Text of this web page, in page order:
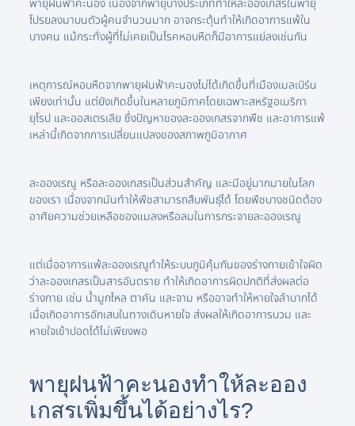
พายุฝนฟ้าคะนอง เนื่องจากพายุบางประเภททำให้ละอองเกสรในพายุ
โปรยลงมาบนตัวผู้คนจำนวนมาก อาจกระตุ้นทำให้เกิดอาการแพ้ใน
บางคน แม้กระทั่งผู้ที่ไม่เคยเป็นโรคหอบหืดก็มีอาการแย่ลงเช่นกัน
เหตุการณ์หอบหืดจากพายุฝนฟ้าคะนองไม่ได้เกิดขึ้นที่เมืองเมลเบิร์น
เพียงเท่านั้น แต่ยังเกิดขึ้นในหลายภูมิภาคโดยเฉพาะสหรัฐอเมริกา
ยุโรป และออสเตรเลีย ซึ่งปัญหาของละอองเกสรจากพืช และอาการแพ้
เหล่านี้เกิดจากการเปลี่ยนแปลงของสภาพภูมิอากาศ
ละอองเรณู หรือละอองเกสรเป็นส่วนสำคัญ และมีอยู่มากมายในโลก
ของเรา เนื่องจากมันทำให้พืชสามารถสืบพันธุ์ได้ โดยพืชบางชนิดต้อง
อาศัยความช่วยเหลือของแมลงหรือลมในการกระจายละอองเรณู
แต่เมื่ออาการแพ้ละอองเรณูทำให้ระบบภูมิคุ้มกันของร่างกายเข้าใจผิด
ว่าละอองเกสรเป็นสารอันตราย ทำให้เกิดอาการผิดปกติที่ส่งผลต่อ
ร่างกาย เช่น น้ำมูกไหล ตาคัน และจาม หรืออาจทำให้หายใจลำบากได้
เมื่อเกิดอาการอักเสบในทางเดินหายใจ ส่งผลให้เกิดอาการบวม และ
หายใจเข้าปอดได้ไม่เพียงพอ
พายุฝนฟ้าคะนองทำให้ละออง
เกสรเพิ่มขึ้นได้อย่างไร?